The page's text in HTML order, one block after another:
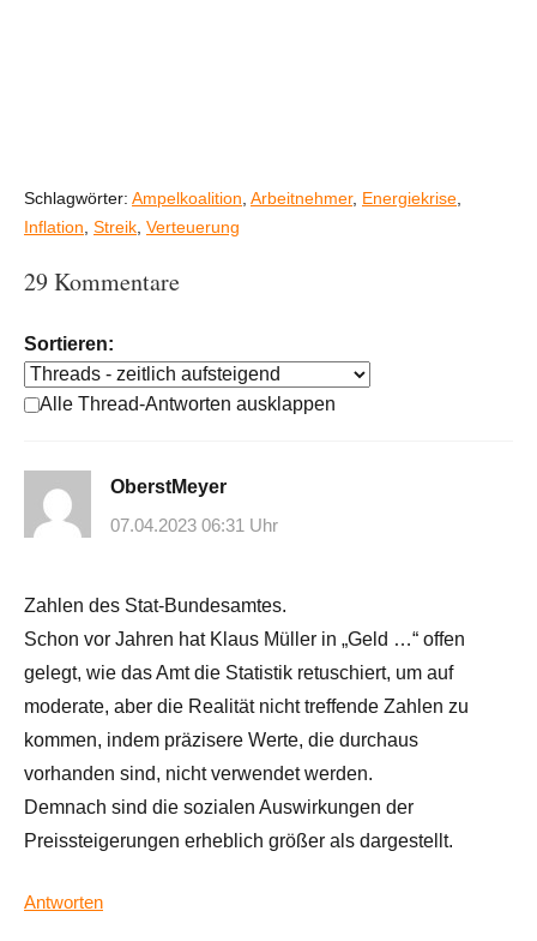
Schlagwörter: Ampelkoalition, Arbeitnehmer, Energiekrise,
Inflation, Streik, Verteuerung
29 Kommentare
Sortieren:
Alle Thread-Antworten ausklappen
OberstMeyer
07.04.2023 06:31 Uhr
Zahlen des Stat-Bundesamtes.
Schon vor Jahren hat Klaus Müller in „Geld …“ offen
gelegt, wie das Amt die Statistik retuschiert, um auf
moderate, aber die Realität nicht treffende Zahlen zu
kommen, indem präzisere Werte, die durchaus
vorhanden sind, nicht verwendet werden.
Demnach sind die sozialen Auswirkungen der
Preissteigerungen erheblich größer als dargestellt.
Antworten